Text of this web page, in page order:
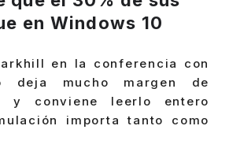
en Windows 10
en la conferencia con
deja mucho margen de
y conviene leerlo entero
importa tanto como